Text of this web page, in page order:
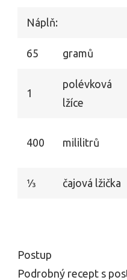
Náplň:
65 gramů
1
polévková
lžíce
400 mililitrů
1⁄3 čajová lžička
Postup
Podrobný recept s